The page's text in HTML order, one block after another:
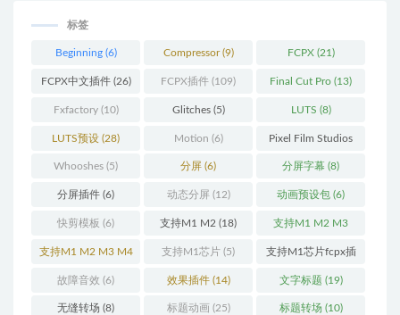
标签
Beginning(6) Compressor(9) FCPX(21)
FCPX中文插件(26) FCPX插件 (109) Final Cut Pro (13)
Fxfactory(10) Glitches(5) LUTS (8)
LUTS预设 (28) Motion (6) Pixel Film Studios
(11)
Whooshes (5) 分屏 (6) 分屏字幕 (8)
分屏插件 (6) 动态分屏(12) 动画预设包 (6)
快剪模板 (6) 支持M1 M2 (18) 支持M1 M2 M3
(25)
支持M1 M2 M3 M4
(25)
支持M1芯片 (5) 支持M1芯片fcpx插
件(460)
故障音效 (6) 效果插件(14) 文字标题 (19)
无缝转场 (8) 标题动画 (25) 标题转场 (10)